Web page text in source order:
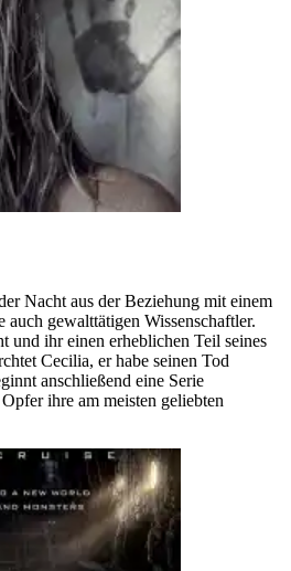
Nacht aus der Beziehung mit einem
gewalttätigen Wissenschaftler.
und ihr einen erheblichen Teil seines
Cecilia, er habe seinen Tod
anschließend eine Serie
ihre am meisten geliebten